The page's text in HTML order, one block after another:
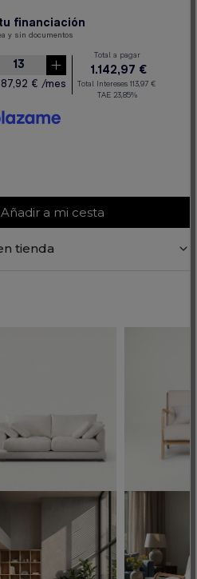
Añadir a mi cesta
tienda